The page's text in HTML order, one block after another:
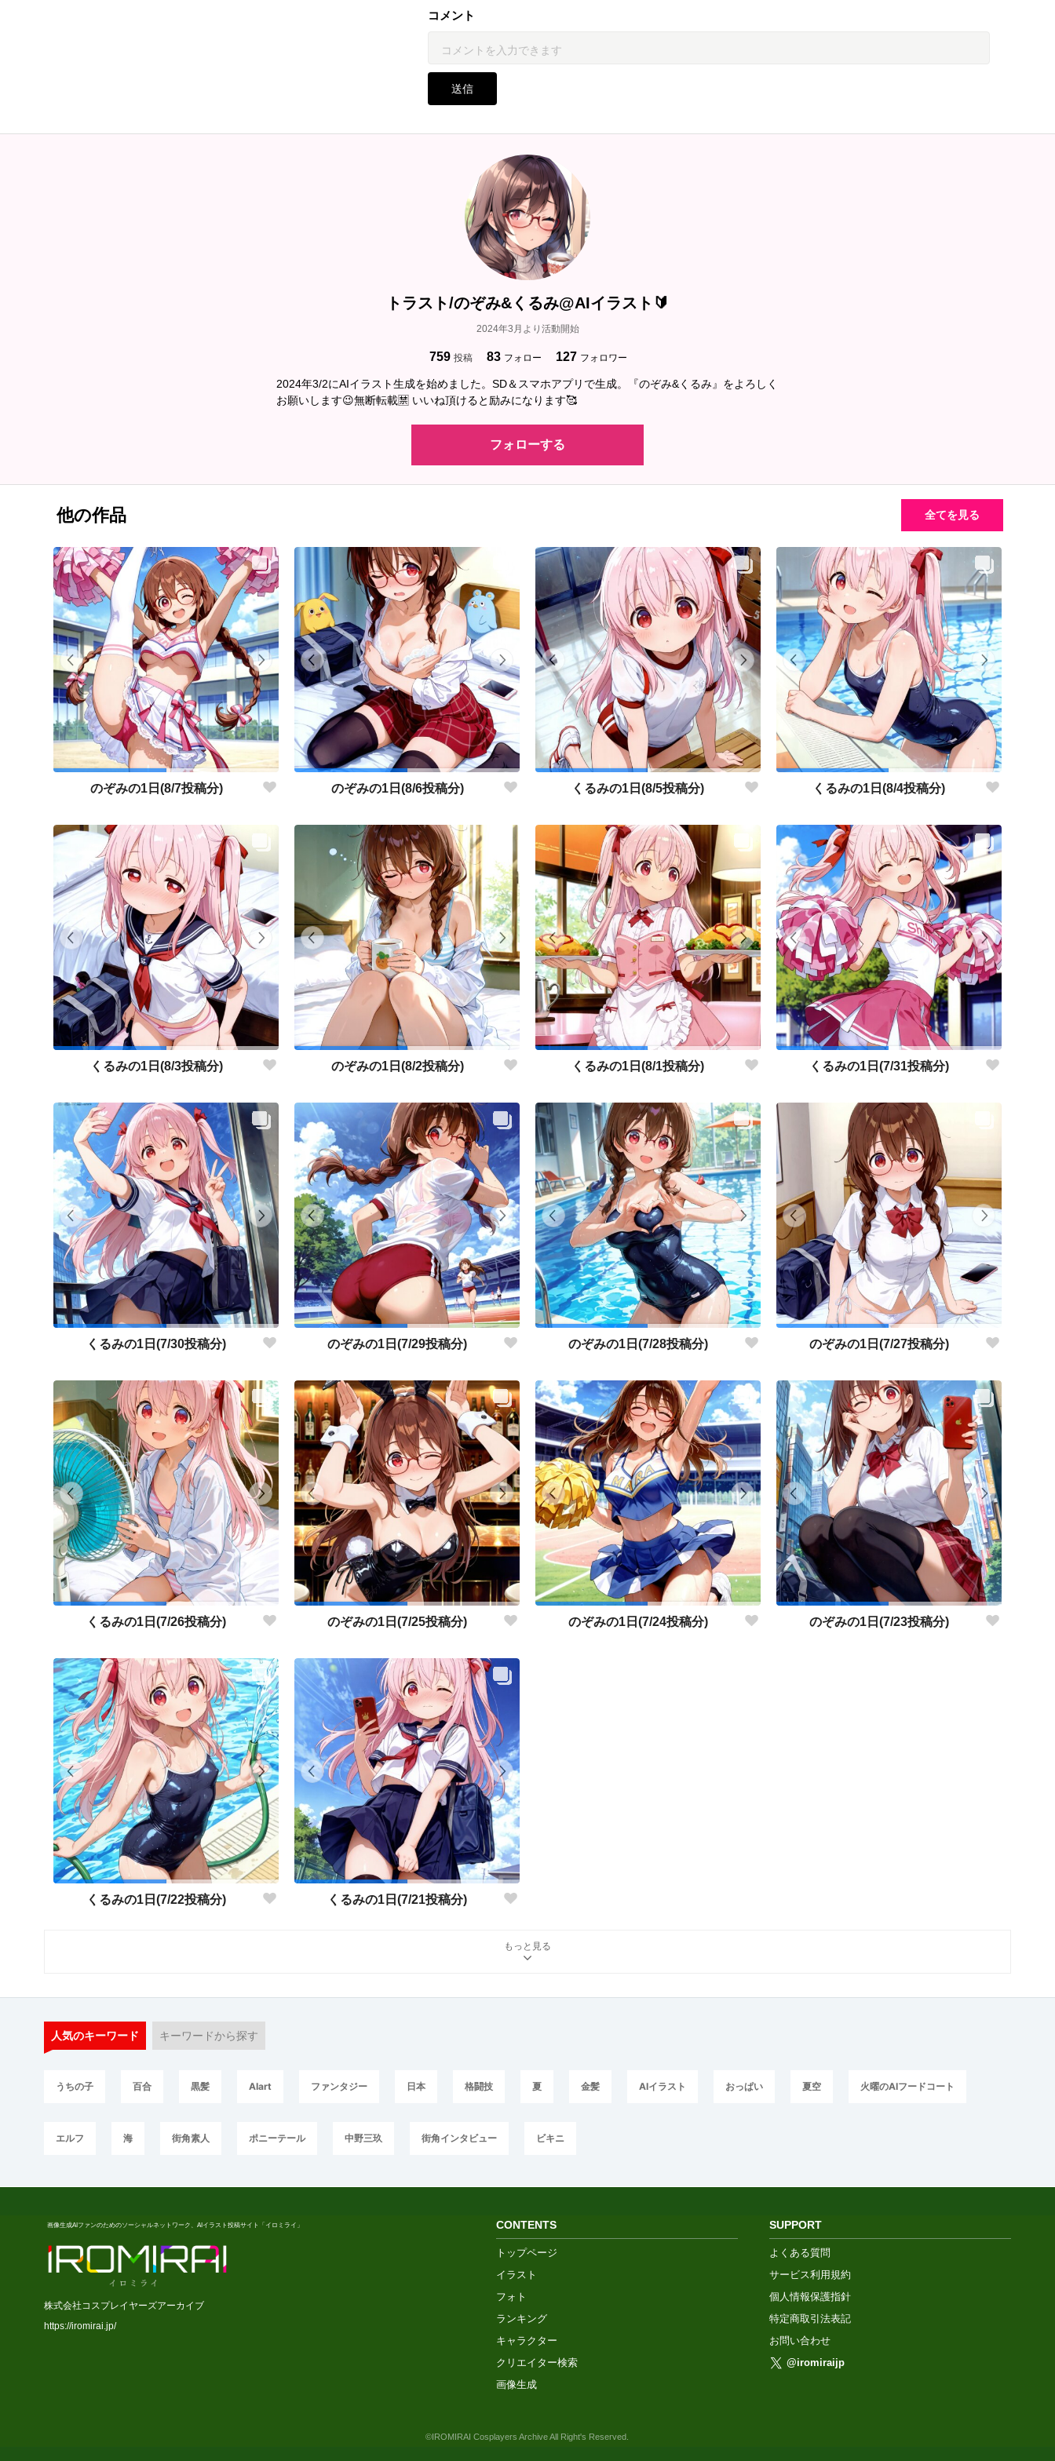
コメント
送信
トラスト/のぞみ&くるみ@AIイラスト🔰
2024年3月より活動開始
759 投稿 83 フォロー 127 フォロワー
2024年3/2にAIイラスト生成を始めました。SD＆スマホアプリで生成。『のぞみ&くるみ』をよろしく
お願いします😉無断転載🈲 いいね頂けると励みになります🥰
フォローする
他の作品 全てを見る
のぞみの1日(8/7投稿分) のぞみの1日(8/6投稿分) くるみの1日(8/5投稿分) くるみの1日(8/4投稿分)
くるみの1日(8/3投稿分) のぞみの1日(8/2投稿分) くるみの1日(8/1投稿分) くるみの1日(7/31投稿分)
くるみの1日(7/30投稿分) のぞみの1日(7/29投稿分) のぞみの1日(7/28投稿分) のぞみの1日(7/27投稿分)
くるみの1日(7/26投稿分) のぞみの1日(7/25投稿分) のぞみの1日(7/24投稿分) のぞみの1日(7/23投稿分)
くるみの1日(7/22投稿分) くるみの1日(7/21投稿分)
もっと見る
人気のキーワード キーワードから探す
うちの子 百合 黒髪 AIart ファンタジー 日本 格闘技 夏 金髪 AIイラスト おっぱい 夏空 火曜のAIフードコート
エルフ 海 街角素人 ポニーテール 中野三玖 街角インタビュー ビキニ
画像生成AIファンのためのソーシャルネットワーク、AIイラスト投稿サイト「イロミライ」
株式会社コスプレイヤーズアーカイブ
https://iromirai.jp/
SUPPORT
よくある質問
サービス利用規約
個人情報保護指針
特定商取引法表記
お問い合わせ
@iromiraijp
CONTENTS
トップページ
イラスト
フォト
ランキング
キャラクター
クリエイター検索
画像生成
©IROMIRAI Cosplayers Archive All Right's Reserved.